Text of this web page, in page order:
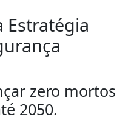
Estratégia
zero mortos
2050.